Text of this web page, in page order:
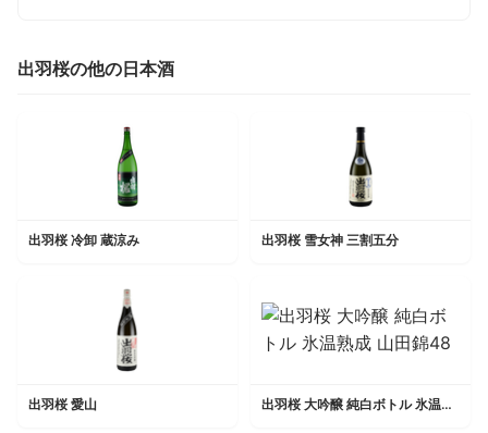
出羽桜の他の日本酒
出羽桜 冷卸 蔵涼み 出羽桜 雪女神 三割五分
出羽桜 愛山 出羽桜 大吟醸 純白ボトル 氷温熟成 山田錦48